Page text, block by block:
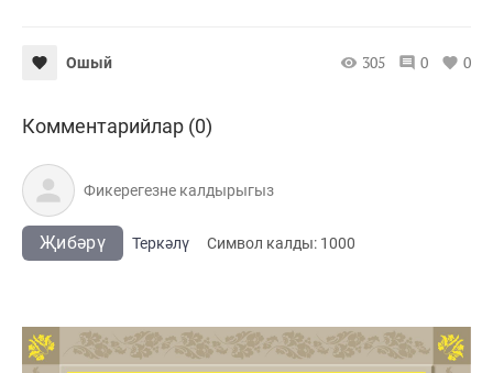
Ошый 305 0 0
Комментарийлар (0)
Җибәрү Теркәлү Cимвол калды: 1000